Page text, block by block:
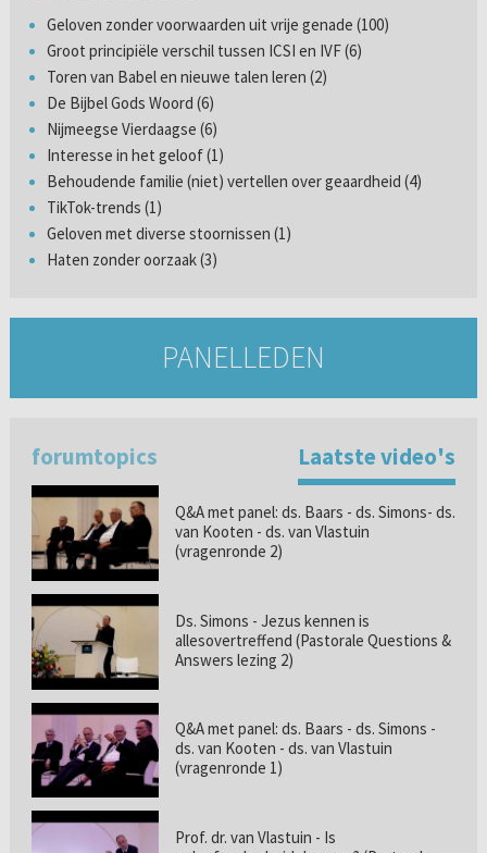
Geloven zonder voorwaarden uit vrije genade (100)
Groot principiële verschil tussen ICSI en IVF (6)
Toren van Babel en nieuwe talen leren (2)
De Bijbel Gods Woord (6)
Nijmeegse Vierdaagse (6)
Interesse in het geloof (1)
Behoudende familie (niet) vertellen over geaardheid (4)
TikTok-trends (1)
Geloven met diverse stoornissen (1)
Haten zonder oorzaak (3)
PANELLEDEN
forumtopics Laatste video's
Q&A met panel: ds. Baars - ds. Simons- ds.
van Kooten - ds. van Vlastuin
(vragenronde 2)
Ds. Simons - Jezus kennen is
allesovertreffend (Pastorale Questions &
Answers lezing 2)
Q&A met panel: ds. Baars - ds. Simons -
ds. van Kooten - ds. van Vlastuin
(vragenronde 1)
Prof. dr. van Vlastuin - Is